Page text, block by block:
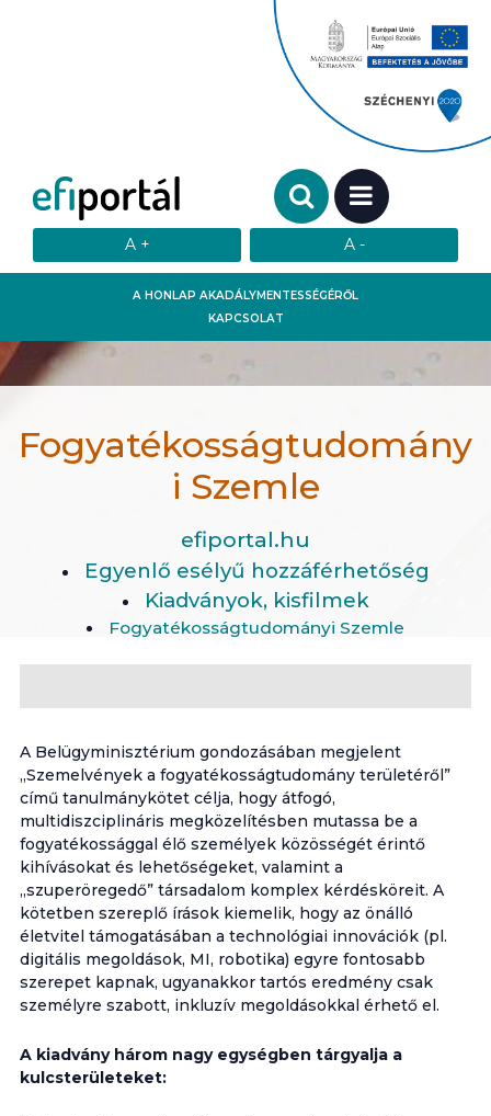
A HONLAP AKADÁLYMENTESSÉGÉRŐL
KAPCSOLAT
Keresendő szó:
MENÜ
Fogyatékosságtudomány
i Szemle
efiportal.hu
Egyenlő esélyű hozzáférhetőség
Kiadványok, kisfilmek
Fogyatékosságtudományi Szemle
A Belügyminisztérium gondozásában megjelent
„Szemelvények a fogyatékosságtudomány területéről”
című tanulmánykötet célja, hogy átfogó,
multidiszciplináris megközelítésben mutassa be a
fogyatékossággal élő személyek közösségét érintő
kihívásokat és lehetőségeket, valamint a
„szuperöregedő” társadalom komplex kérdésköreit. A
kötetben szereplő írások kiemelik, hogy az önálló
életvitel támogatásában a technológiai innovációk (pl.
digitális megoldások, MI, robotika) egyre fontosabb
szerepet kapnak, ugyanakkor tartós eredmény csak
személyre szabott, inkluzív megoldásokkal érhető el.
A kiadvány három nagy egységben tárgyalja a
kulcsterületeket: